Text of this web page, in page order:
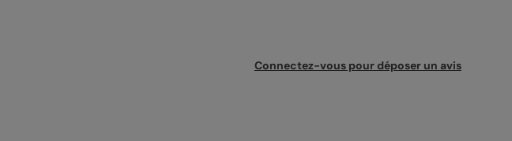
Connectez-vous pour déposer un avis